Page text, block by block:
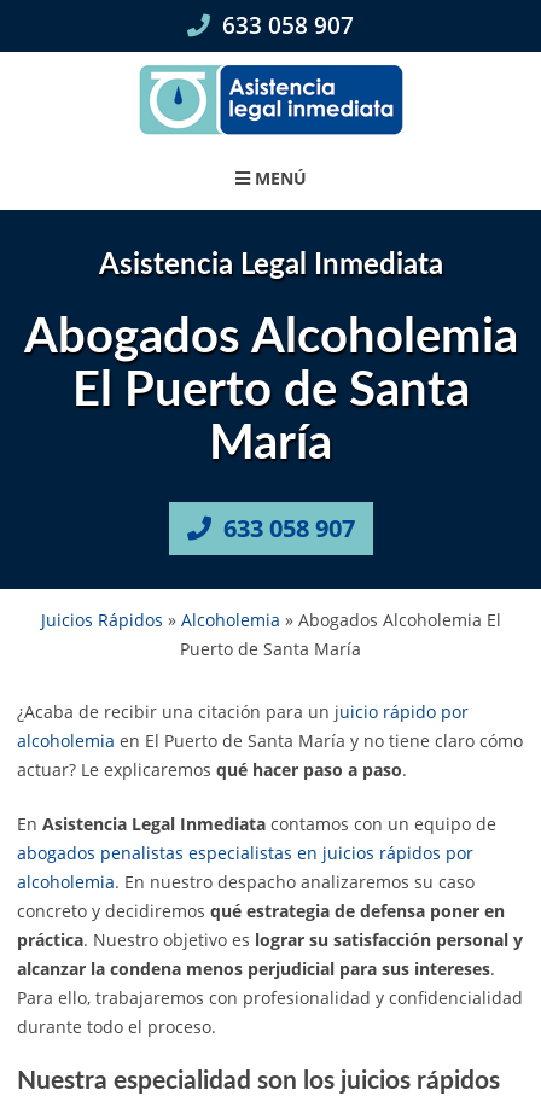
633 058 907
MENÚ
Asistencia Legal Inmediata
Abogados Alcoholemia
El Puerto de Santa
María
633 058 907
Juicios Rápidos » Alcoholemia » Abogados Alcoholemia El
Puerto de Santa María
¿Acaba de recibir una citación para un juicio rápido por
alcoholemia en El Puerto de Santa María y no tiene claro cómo
actuar? Le explicaremos qué hacer paso a paso.
En Asistencia Legal Inmediata contamos con un equipo de
abogados penalistas especialistas en juicios rápidos por
alcoholemia. En nuestro despacho analizaremos su caso
concreto y decidiremos qué estrategia de defensa poner en
práctica. Nuestro objetivo es lograr su satisfacción personal y
alcanzar la condena menos perjudicial para sus intereses.
Para ello, trabajaremos con profesionalidad y confidencialidad
durante todo el proceso.
Nuestra especialidad son los juicios rápidos